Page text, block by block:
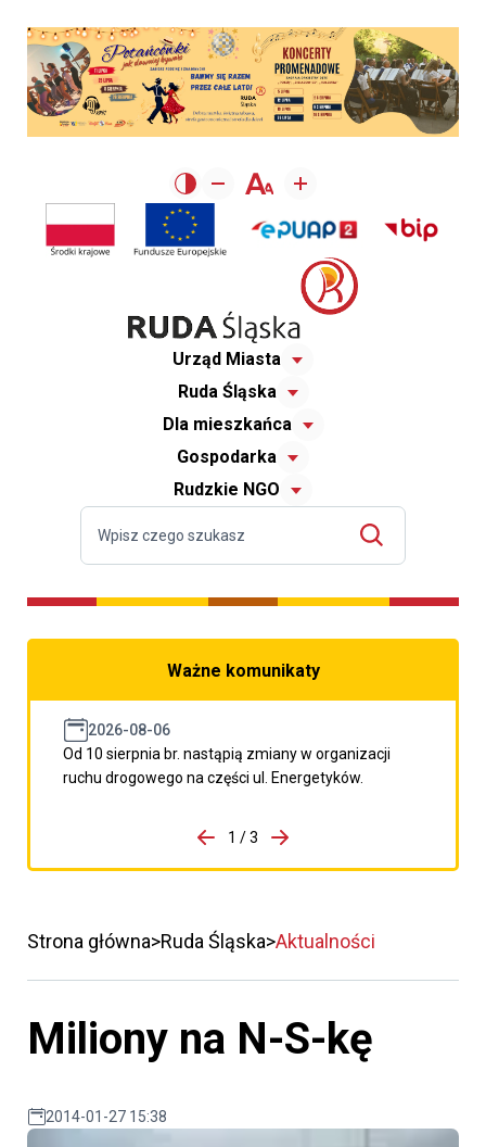
Urząd Miasta
Ruda Śląska
Dla mieszkańca
Gospodarka
Rudzkie NGO
Ważne komunikaty
2026-08-06
Od 10 sierpnia br. nastąpią zmiany w organizacji
ruchu drogowego na części ul. Energetyków.
porzpedniego komunikatu
1 / 3
Przejdź do następnego
Strona główna Ruda Śląska Aktualności
Miliony na N-S-kę
2014-01-27 15:38